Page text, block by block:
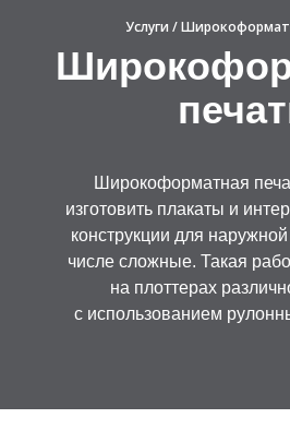
Изделия на заказ
Оплата и доставка
Гарантия
Контакты
Услуги /
Широкоформатная
изготовить плакаты и
конструкции для
числе сложные. Такая
на плоттерах
с использованием